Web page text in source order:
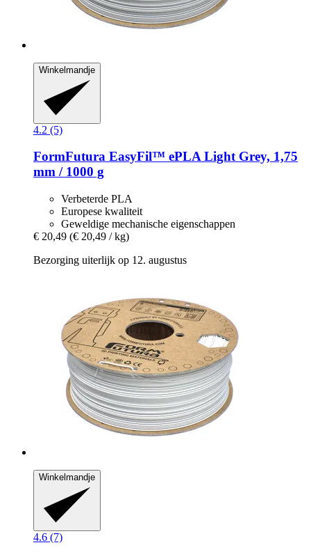
Winkelmandje
4.2 (5)
FormFutura EasyFil™ ePLA Light Grey, 1,75
mm / 1000 g
Verbeterde PLA
Europese kwaliteit
Geweldige mechanische eigenschappen
€ 20,49 (€ 20,49 / kg)
Bezorging uiterlijk op 12. augustus
Winkelmandje
4.6 (7)